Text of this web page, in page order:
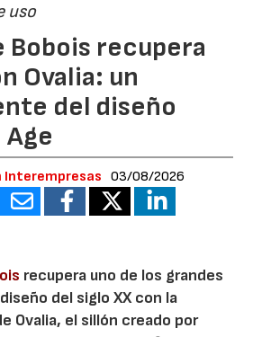
uso
Bobois recupera
Ovalia: un
del diseño
Age
Interempresas 03/08/2026
recupera uno de los grandes
del siglo XX con la
Ovalia, el sillón creado por